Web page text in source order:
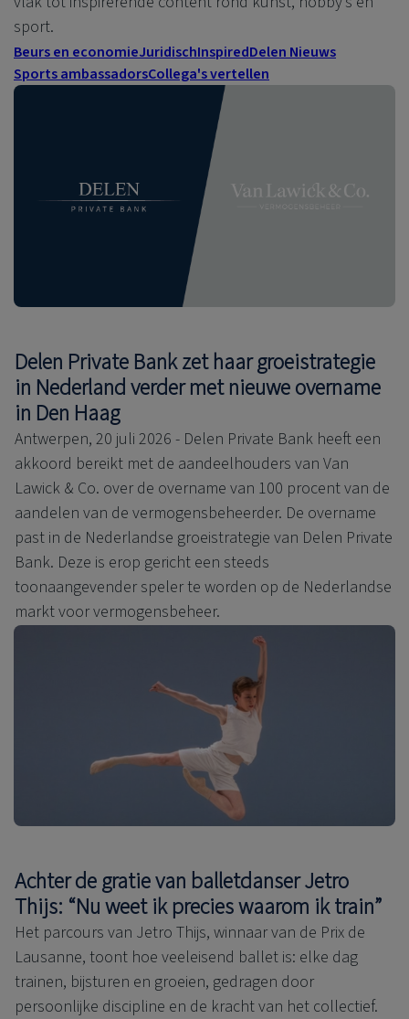
sport.
Beurs en economieJuridischInspiredDelen Nieuws
Sports ambassadorsCollega's vertellen
Delen Private Bank zet haar groeistrategie
in Nederland verder met nieuwe overname
in Den Haag
Antwerpen, 20 juli 2026 - Delen Private Bank heeft een
akkoord bereikt met de aandeelhouders van Van
Lawick & Co. over de overname van 100 procent van de
aandelen van de vermogensbeheerder. De overname
past in de Nederlandse groeistrategie van Delen Private
Bank. Deze is erop gericht een steeds
toonaangevender speler te worden op de Nederlandse
markt voor vermogensbeheer.
Achter de gratie van balletdanser Jetro
Thijs: “Nu weet ik precies waarom ik train”
Het parcours van Jetro Thijs, winnaar van de Prix de
Lausanne, toont hoe veeleisend ballet is: elke dag
trainen, bijsturen en groeien, gedragen door
persoonlijke discipline en de kracht van het collectief.